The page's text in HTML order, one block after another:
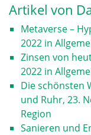
Artikel von
Metaverse –
2022 in
Zinsen von
2022 in
Die schönsten
und Ruhr, 23.
Region
Sanieren und